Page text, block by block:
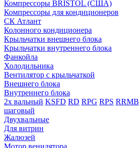
Компрессоры BRISTOL (США)
Компрессоры для кондиционеров
СК Атлант
Колонного кондиционера
Крыльчатки внешнего блока
Крыльчатки внутреннего блока
Фанкойла
Холодильника
Вентилятор с крыльчаткой
Внешнего блока
Внутреннего блока
2х вальный KSFD RD RPG RPS RRMB
шаговый
Двухвальные
Для витрин
Жалюзей
Мотор венилятора